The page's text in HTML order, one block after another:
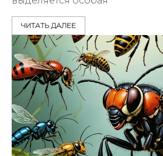
ЧИТАТЬ ДАЛЕЕ